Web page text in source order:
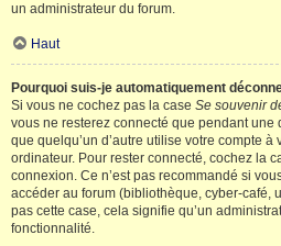
un administrateur du forum.
Haut
Pourquoi suis-je automatiquement
Si vous ne cochez pas la case Se souvenir
vous ne resterez connecté que pendant
que quelqu’un d’autre utilise votre compte
ordinateur. Pour rester connecté, cochez la
connexion. Ce n’est pas recommandé si
accéder au forum (bibliothèque, cyber-café,
pas cette case, cela signifie qu’un
fonctionnalité.